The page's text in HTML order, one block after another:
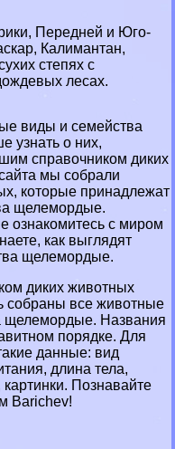
Передней и Юго-
Калимантан,
степях с
лесах.
виды и семейства
узнать о них,
справочником диких
мы собрали
которые принадлежат
щелемордые.
ознакомитесь с миром
как выглядят
щелемордые.
диких животных
собраны все животные
щелемордые. Названия
порядке. Для
данные: вид
длина тела,
Познавайте
Barichev!